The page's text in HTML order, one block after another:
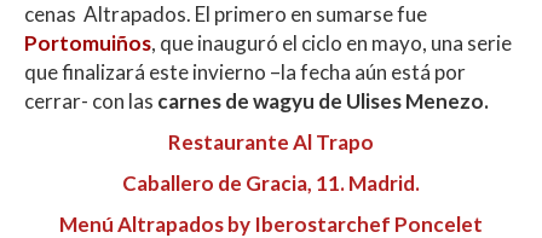
cenas Altrapados. El primero en sumarse fue
Portomuiños, que inauguró el ciclo en mayo, una serie
que finalizará este invierno –la fecha aún está por
cerrar- con las carnes de wagyu de Ulises Menezo.
Restaurante Al Trapo
Caballero de Gracia, 11. Madrid.
Menú Altrapados by Iberostarchef Poncelet